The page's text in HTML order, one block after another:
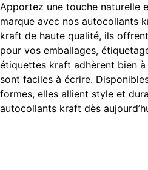
Apportez une touche naturelle
marque avec nos autocollants
kraft de haute qualité, ils
pour vos emballages,
étiquettes kraft adhèrent bien
sont faciles à écrire.
formes, elles allient style et
autocollants kraft dès